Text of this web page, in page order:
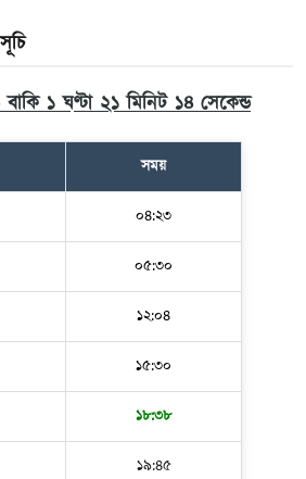
১ ঘণ্টা ২১ মিনিট ১৩ সেকেন্ড
সময়
০৪:২৩
০৫:৩০
১২:০৪
১৫:৩০
১৮:৩৮
১৯:৪৫